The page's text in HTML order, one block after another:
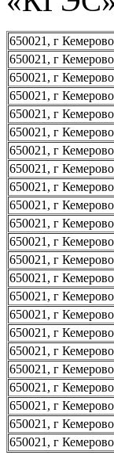
650021, г
650021, г
650021, г
650021, г
650021, г
650021, г
650021, г
650021, г
650021, г
650021, г
650021, г
650021, г
650021, г
650021, г
650021, г
650021, г
650021, г
650021, г
650021, г
650021, г
650021, г
650021, г
650021, г